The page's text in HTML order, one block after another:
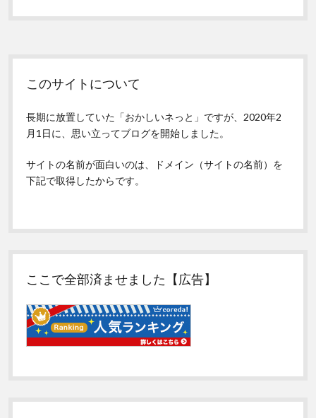
Sidebar
このサイトについて
長期に放置していた「おかしいネっと」ですが、2020年2
月1日に、思い立ってブログを開始しました。
サイトの名前が面白いのは、ドメイン（サイトの名前）を
下記で取得したからです。
ここで全部済ませました【広告】